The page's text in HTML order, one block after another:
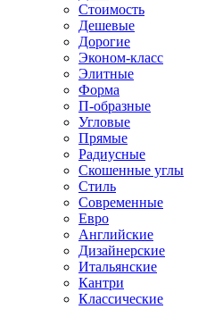
Стоимость
Дешевые
Дорогие
Эконом-класс
Элитные
Форма
П-образные
Угловые
Прямые
Радиусные
Скошенные углы
Стиль
Современные
Евро
Английские
Дизайнерские
Итальянские
Кантри
Классические